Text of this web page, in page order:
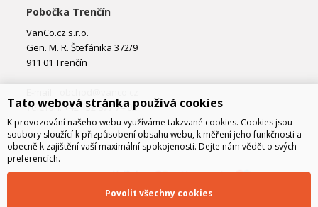
Pobočka Trenčín
VanCo.cz s.r.o.
Gen. M. R. Štefánika 372/9
911 01 Trenčín
Telefon: +421 32 877 74 02
Tato webová stránka používá cookies
K provozování našeho webu využíváme takzvané cookies. Cookies jsou
soubory sloužící k přizpůsobení obsahu webu, k měření jeho funkčnosti a
obecně k zajištění vaší maximální spokojenosti. Dejte nám vědět o svých
preferencích.
Povolit všechny cookies